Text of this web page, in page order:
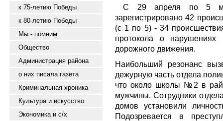
к 75-летию Победы
к 80-летию Победы
Мы - помним
Общество
Администрация района
о них писала газета
Криминальная хроника
Культура и искусство
Экономика и с/х
С 29 апреля по 5
зарегистрировано 42
(с 1 по 5) - 34
протокола о
дорожного движения.
Наибольший резонанс
дежурную часть отдела
что около школы №2 в
мужчины. Сотрудники
домов установили
Подозревается в